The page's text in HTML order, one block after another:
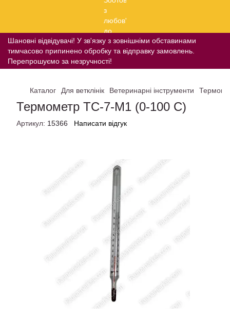
Шановні відвідувачі! У зв'язку з зовнішніми обставинами
тимчасово припинено обробку та відправку замовлень.
Перепрошуємо за незручності!
Каталог Для ветклінік Ветеринарні інструменти
Термометр ТС-7-М1 (0-100 C)
Артикул: 15366 Написати відгук